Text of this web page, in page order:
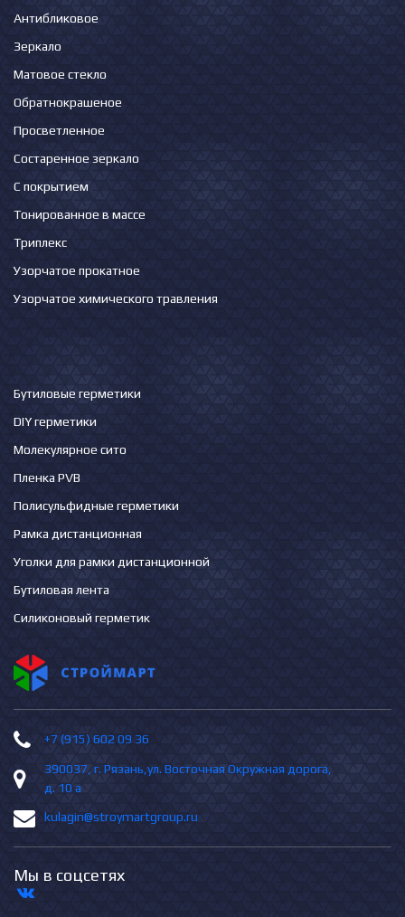
Антибликовое
Зеркало
Матовое стекло
Обратнокрашеное
Просветленное
Состаренное зеркало
С покрытием
Тонированное в массе
Триплекс
Узорчатое прокатное
Узорчатое химического травления
Бутиловые герметики
DIY герметики
Молекулярное сито
Пленка PVB
Полисульфидные герметики
Рамка дистанционная
Уголки для рамки дистанционной
Бутиловая лента
Силиконовый герметик
+7 (915) 602 09 36
390037, г. Рязань,ул. Восточная Окружная дорога,
д. 10 а
kulagin@stroymartgroup.ru
Мы в соцсетях